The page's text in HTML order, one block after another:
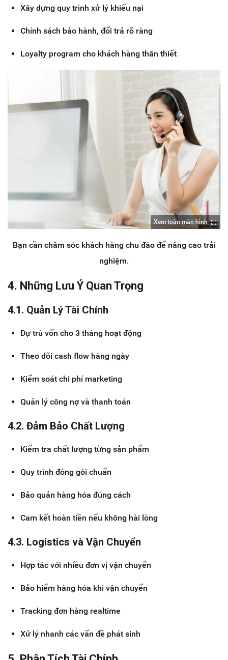
Xây dựng quy trình xử lý khiếu nại
Chính sách bảo hành, đổi trả rõ ràng
Loyalty program cho khách hàng thân thiết
Xem toàn màn hình
Bạn cần chăm sóc khách hàng chu đáo để nâng cao trải
nghiệm.
4. Những Lưu Ý Quan Trọng
4.1. Quản Lý Tài Chính
Dự trù vốn cho 3 tháng hoạt động
Theo dõi cash flow hàng ngày
Kiểm soát chi phí marketing
Quản lý công nợ và thanh toán
4.2. Đảm Bảo Chất Lượng
Kiểm tra chất lượng từng sản phẩm
Quy trình đóng gói chuẩn
Bảo quản hàng hóa đúng cách
Cam kết hoàn tiền nếu không hài lòng
4.3. Logistics và Vận Chuyển
Hợp tác với nhiều đơn vị vận chuyển
Bảo hiểm hàng hóa khi vận chuyển
Tracking đơn hàng realtime
Xử lý nhanh các vấn đề phát sinh